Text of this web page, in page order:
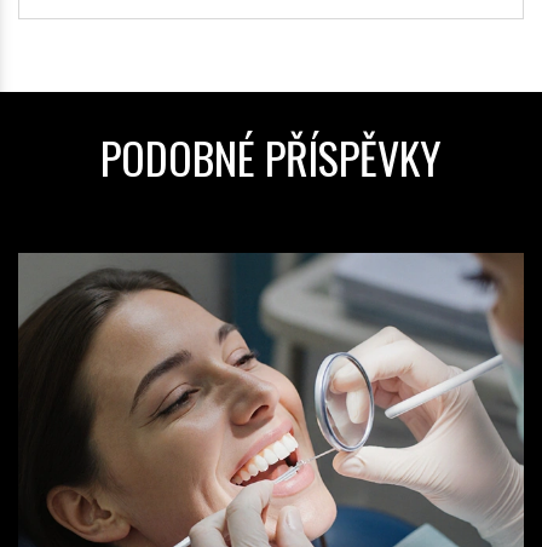
PODOBNÉ PŘÍSPĚVKY